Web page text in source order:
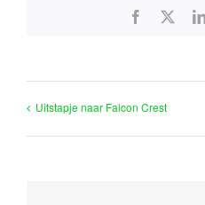
Facebook
Uitstapje naar Falcon Crest